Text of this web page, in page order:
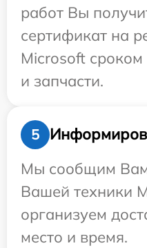
работ Вы
сертификат на
Microsoft
и запчасти.
5
Мы сообщим Вам
Вашей техники
организуем
место и время.